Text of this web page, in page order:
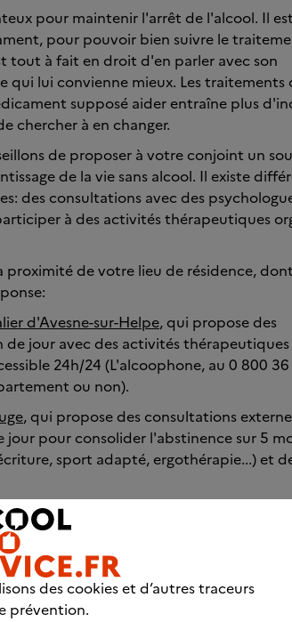
pour maintenir l'arrêt de l'alcool. Il
pour pouvoir bien suivre le
tout à fait en droit d'en parler avec son
lui convienne mieux. Les traitements
supposé aider entraîne plus
chercher à en changer.
de proposer à votre conjoint un
de la vie sans alcool. Il existe
des consultations avec des
à des activités thérapeutiques
de votre lieu de résidence,
d'Avesne-sur-Helpe, qui propose des
jour avec des activités thérapeutiques
24h/24 (L'alcoophone, au 0 800
ou non).
, qui propose des consultations
pour consolider l'abstinence sur 5
sport adapté, ergothérapie...) et
, qui propose une hospitalisation de
personne et les professionnel-le-s
en Addictologie (CSAPA) "La
sous forme de consultations
(hypnose, luminothérapie, marche,
des cookies et d’autres traceurs
prévention.